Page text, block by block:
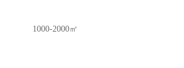
1000-2000㎡